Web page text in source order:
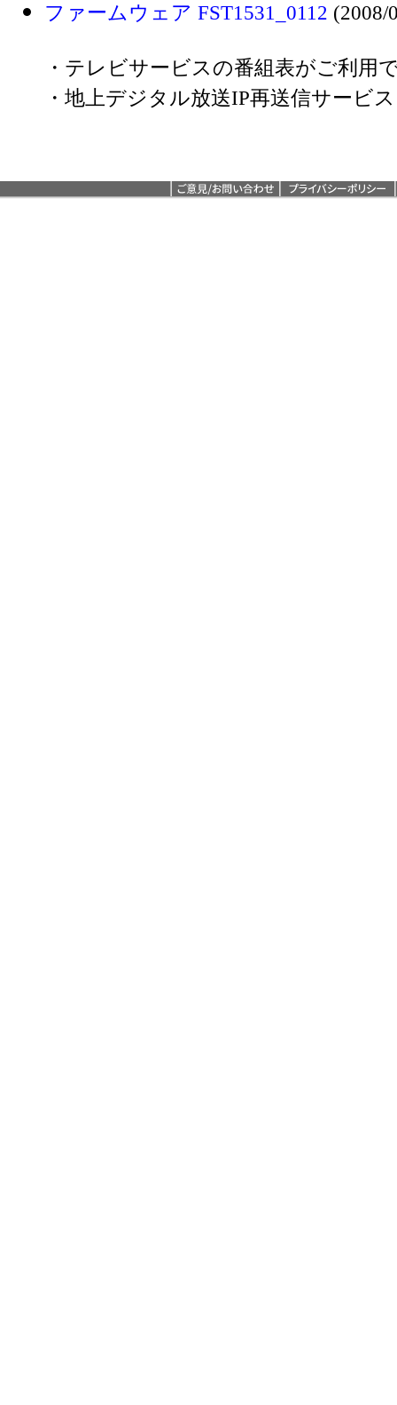
ファームウェア FST1531_0112 (2008/
・テレビサービスの番組表がご利用
・地上デジタル放送IP再送信サービ